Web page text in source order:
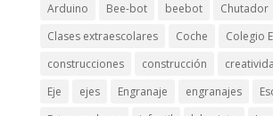
panel
Arduino Bee-bot beebot
Chutador
Clases extraescolares
Coche
Colegio
construcciones
construcción
Eje
ejes Engranaje engranajes